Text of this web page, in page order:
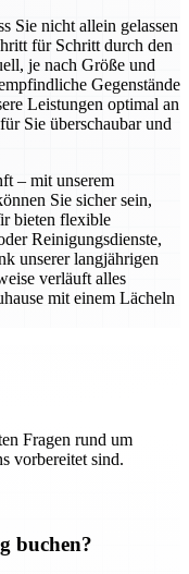
Sie nicht allein gelassen
für Schritt durch den
je nach Größe und
Gegenstände
Leistungen optimal an
Sie überschaubar und
– mit unserem
Sie sicher sein,
bieten flexible
Reinigungsdienste,
unserer langjährigen
verläuft alles
mit einem Lächeln
Fragen rund um
vorbereitet sind.
buchen?